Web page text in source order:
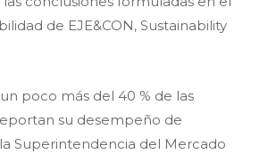
de EJE&CON, Sustainability
poco más del 40 % de las
su desempeño de
Superintendencia del Mercado